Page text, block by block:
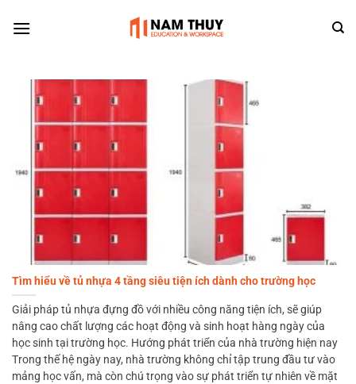
Tìm hiểu về tủ nhựa 4 tầng siêu tiện ích dành cho trường học
Giải pháp tủ nhựa đựng đồ với nhiều công năng tiện ích, sẽ giúp
nâng cao chất lượng các hoạt động và sinh hoạt hàng ngày của
học sinh tại trường học. Hướng phát triển của nhà trường hiện nay
Trong thế hệ ngày nay, nhà trường không chỉ tập trung đầu tư vào
mảng học vấn, mà còn chú trọng vào sự phát triển tự nhiên về mặt